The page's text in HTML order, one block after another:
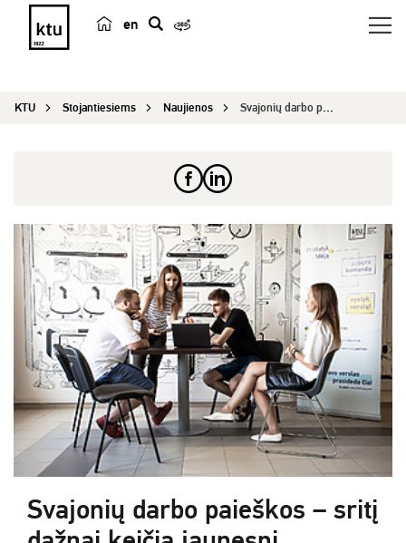
en
e
KTU Stojantiesiems Naujienos Svajonių darbo paieškos – sritį dažnai keičia ja...
Svajonių darbo paieškos – sritį